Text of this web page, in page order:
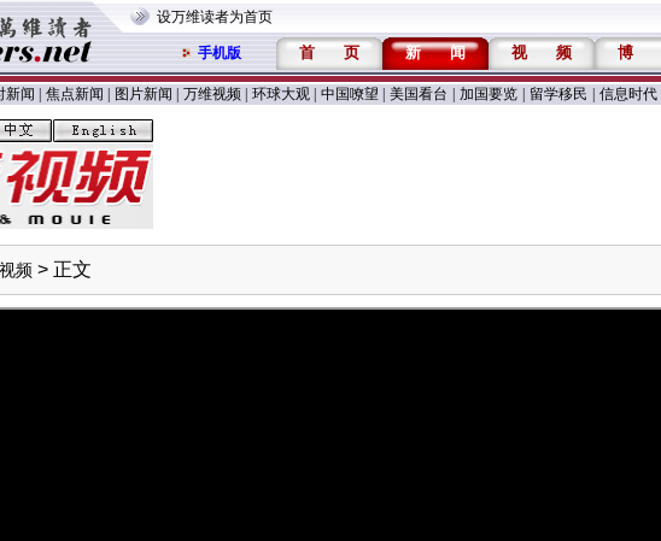
设万维读者为首页
手机版 首 页 新 闻 视 频 博
新闻 焦点新闻 图片新闻 万维视频 环球大观 中国嘹望 美国看台 加国要览 留学移民 信息时代
频 > 正文